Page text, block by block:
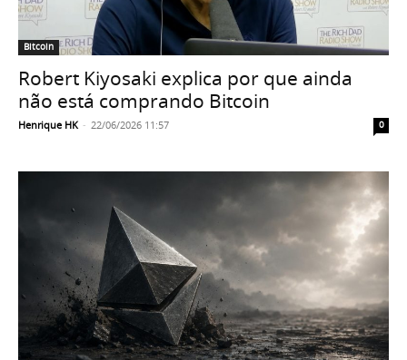
Bitcoin
Robert Kiyosaki explica por que ainda
não está comprando Bitcoin
Henrique HK - 22/06/2026 11:57 0